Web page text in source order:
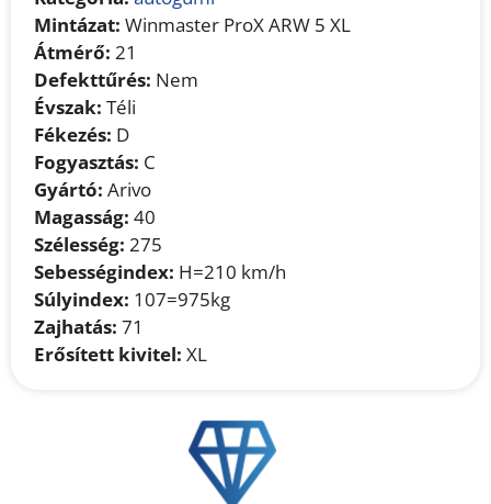
Mintázat: Winmaster ProX ARW 5 XL
Átmérő: 21
Defekttűrés: Nem
Évszak: Téli
Fékezés: D
Fogyasztás: C
Gyártó: Arivo
Magasság: 40
Szélesség: 275
Sebességindex: H=210 km/h
Súlyindex: 107=975kg
Zajhatás: 71
Erősített kivitel: XL